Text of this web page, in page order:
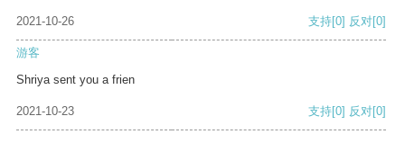
2021-10-26 支持[0] 反对[0]
游客
Shriya sent you a frien
2021-10-23 支持[0] 反对[0]